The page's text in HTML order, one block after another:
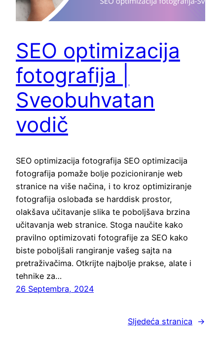
SEO optimizacija
fotografija |
Sveobuhvatan
vodič
SEO optimizacija fotografija SEO optimizacija
fotografija pomaže bolje pozicioniranje web
stranice na više načina, i to kroz optimiziranje
fotografija oslobađa se harddisk prostor,
olakšava učitavanje slika te poboljšava brzina
učitavanja web stranice. Stoga naučite kako
pravilno optimizovati fotografije za SEO kako
biste poboljšali rangiranje vašeg sajta na
pretraživačima. Otkrijte najbolje prakse, alate i
tehnike za…
26 Septembra, 2024
Sljedeća stranica →